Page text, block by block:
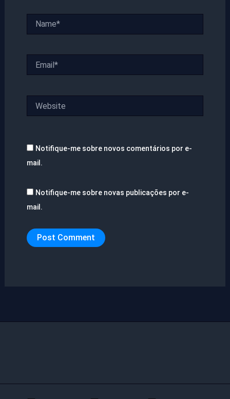
Notifique-me sobre novos comentários por e-
mail.
Notifique-me sobre novas publicações por e-
mail.